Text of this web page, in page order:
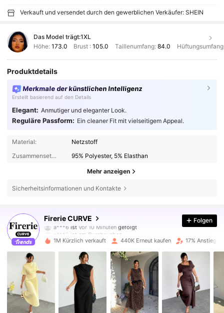
Verkauft und versendet durch den gewerblichen Verkäufer: SHEIN
Das Model trägt:1XL
Höhe: 173.0 Brust :105.0 Taillenumfang: 84.0
Produktdetails
Merkmale der künstlichen Intelligenz
Erstellt basierend auf den Details
Elegant: Anmutiger und eleganter Look.
Reguläre Passform: Ein cleaner Fit mit vielseitigem Appeal.
Material:
Netzstoff
Zusammensetzung:
95% Polyester, 5% Elasthan
Mehr anzeigen
Sicherheitsinformationen und Kontakte
Firerie CURVE
a***2 ist am Durchsuchen
4,76
227K Follower
227K Follower
227K Follower
Folgen
1M Kürzlich verkauft 440K Erneut kaufen 17% Anstieg